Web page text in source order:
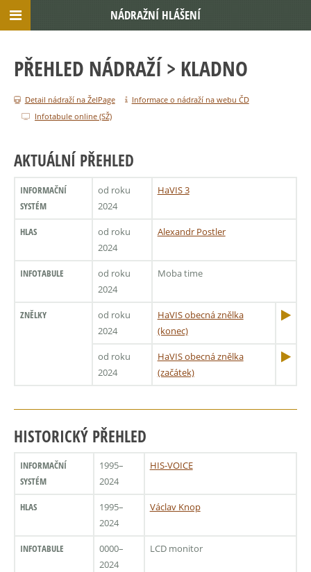
PŘEHLED NÁDRAŽÍ > KLADNO
Detail nádraží na ŽelPage
Informace o nádraží na webu ČD
Infotabule online (SŽ)
AKTUÁLNÍ PŘEHLED
INFORMAČNÍ
SYSTÉM
od roku
2024
HaVIS 3
HLAS
od roku
2024
Alexandr Postler
INFOTABULE
od roku
2024
Moba time
ZNĚLKY
od roku
2024
HaVIS obecná znělka
(konec)
od roku
2024
HaVIS obecná znělka
(začátek)
HISTORICKÝ PŘEHLED
INFORMAČNÍ
SYSTÉM
1995–
2024
HIS-VOICE
HLAS
1995–
2024
Václav Knop
INFOTABULE
0000–
2024
LCD monitor
NÁDRAŽNÍ HLÁŠENÍ